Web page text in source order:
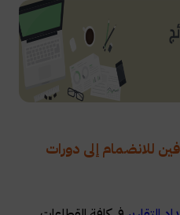
للانضمام إلى دورات